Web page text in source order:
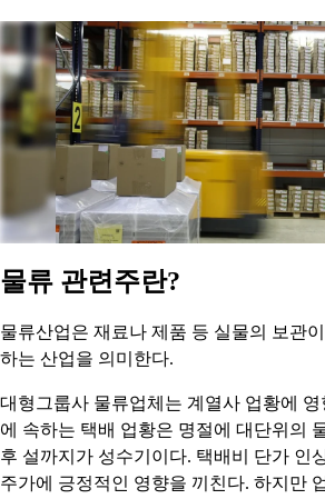
물류 관련주란?
물류산업은 재료나 제품 등 실물의 보관
하는 산업을 의미한다.
대형그룹사 물류업체는 계열사 업황에
에 속하는 택배 업황은 명절에 대단위의
후 설까지가 성수기이다. 택배비 단가 인
주가에 긍정적인 영향을 끼친다. 하지만